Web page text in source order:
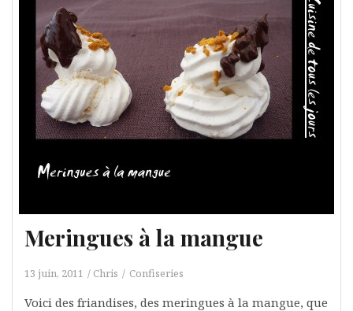
Meringues à la mangue
13 juin, 2011 Chris Confiseries
Voici des friandises, des meringues à la mangue, que